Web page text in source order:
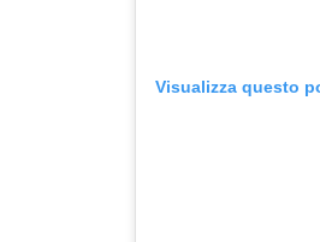
Visualizza questo